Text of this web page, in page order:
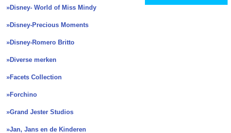
»Disney- World of Miss Mindy
»Disney-Precious Moments
»Disney-Romero Britto
»Diverse merken
»Facets Collection
»Forchino
»Grand Jester Studios
»Jan, Jans en de Kinderen